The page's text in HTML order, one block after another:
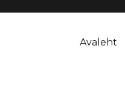
Avaleht